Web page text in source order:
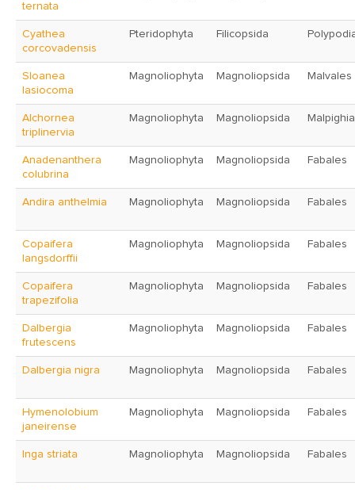
ternata
Cyathea
corcovadensis
Pteridophyta Filicopsida
Sloanea
lasiocoma
Magnoliophyta Magnoliopsida Malvales
Alchornea
triplinervia
Magnoliophyta Magnoliopsida
Anadenanthera
colubrina
Magnoliophyta Magnoliopsida Fabales
Andira anthelmia Magnoliophyta Magnoliopsida Fabales
Copaifera
langsdorffii
Magnoliophyta Magnoliopsida Fabales
Copaifera
trapezifolia
Magnoliophyta Magnoliopsida Fabales
Dalbergia
frutescens
Magnoliophyta Magnoliopsida Fabales
Dalbergia nigra Magnoliophyta Magnoliopsida Fabales
Hymenolobium
janeirense
Magnoliophyta Magnoliopsida Fabales
Inga striata Magnoliophyta Magnoliopsida Fabales